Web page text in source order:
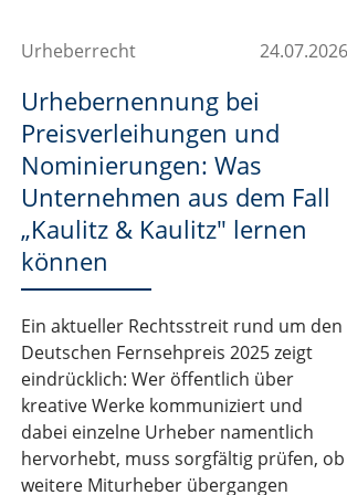
Urheberrecht 24.07.2026
Urhebernennung bei
Preisverleihungen und
Nominierungen: Was
Unternehmen aus dem Fall
„Kaulitz & Kaulitz" lernen
können
Ein aktueller Rechtsstreit rund um den
Deutschen Fernsehpreis 2025 zeigt
eindrücklich: Wer öffentlich über
kreative Werke kommuniziert und
dabei einzelne Urheber namentlich
hervorhebt, muss sorgfältig prüfen, ob
weitere Miturheber übergangen